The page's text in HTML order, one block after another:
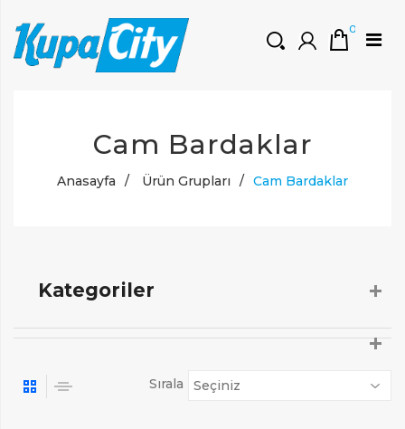
Müşteri Girişi
0
0 ₺
Cam Bardaklar
Anasayfa / Ürün Grupları / Cam Bardaklar
Kategoriler
Sırala